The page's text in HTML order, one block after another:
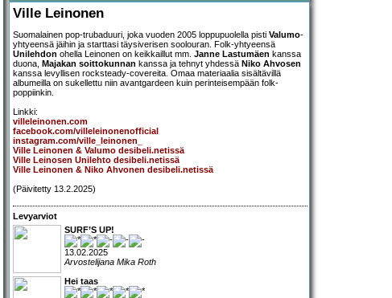
Ville Leinonen
Suomalainen pop-trubaduuri, joka vuoden 2005 loppupuolella pisti Valumo-
yhtyeensä jäihin ja starttasi täysiverisen soolouran. Folk-yhtyeensä
Unilehdon ohella Leinonen on keikkaillut mm. Janne Lastumäen kanssa
duona, Majakan soittokunnan kanssa ja tehnyt yhdessä Niko Ahvosen
kanssa levyllisen rocksteady-covereita. Omaa materiaalia sisältävillä
albumeilla on sukellettu niin avantgardeen kuin perinteisempään folk-
poppiinkin.
Linkki:
villeleinonen.com
facebook.com/villeleinonenofficial
instagram.com/ville_leinonen_
Ville Leinonen & Valumo desibeli.netissä
Ville Leinosen Unilehto desibeli.netissä
Ville Leinonen & Niko Ahvonen desibeli.netissä
(Päivitetty 13.2.2025)
Levyarviot
SURF’S UP!
13.02.2025
Arvostelijana Mika Roth
Hei taas